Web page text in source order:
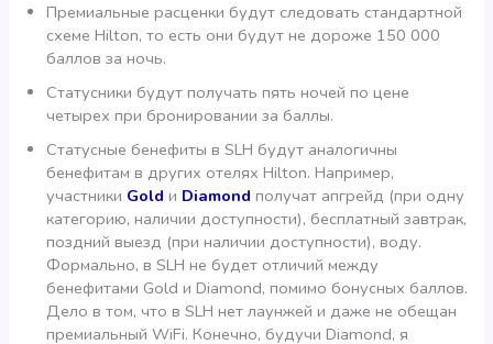
Премиальные расценки будут следовать стандартной
схеме Hilton, то есть они будут не дороже 150 000
баллов за ночь.
Статусники будут получать пять ночей по цене
четырех при бронировании за баллы.
Статусные бенефиты в SLH будут аналогичны
бенефитам в других отелях Hilton. Например,
участники Gold и Diamond получат апгрейд (при одну
категорию, наличии доступности), бесплатный завтрак,
поздний выезд (при наличии доступности), воду.
Формально, в SLH не будет отличий между
бенефитами Gold и Diamond, помимо бонусных баллов.
Дело в том, что в SLH нет лаунжей и даже не обещан
премиальный WiFi. Конечно, будучи Diamond, я